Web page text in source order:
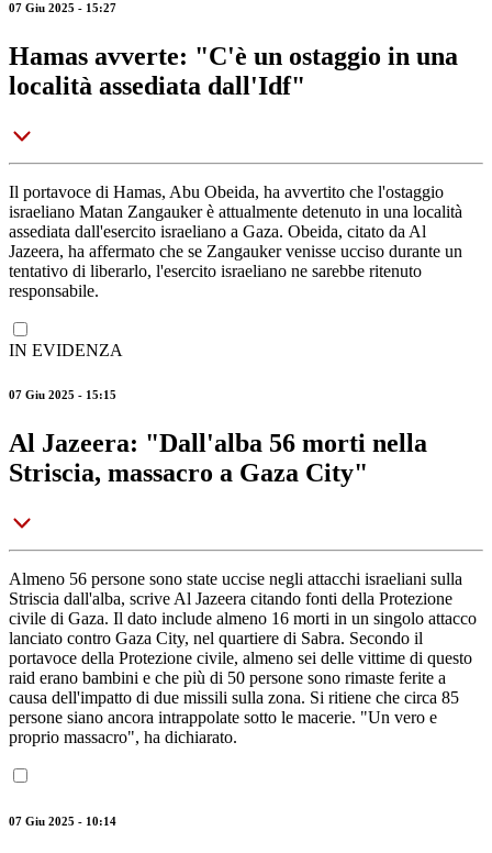
07 Giu 2025 - 15:27
Hamas avverte: "C'è un ostaggio in una
località assediata dall'Idf"
Il portavoce di Hamas, Abu Obeida, ha avvertito che l'ostaggio
israeliano Matan Zangauker è attualmente detenuto in una località
assediata dall'esercito israeliano a Gaza. Obeida, citato da Al
Jazeera, ha affermato che se Zangauker venisse ucciso durante un
tentativo di liberarlo, l'esercito israeliano ne sarebbe ritenuto
responsabile.
IN EVIDENZA
07 Giu 2025 - 15:15
Al Jazeera: "Dall'alba 56 morti nella
Striscia, massacro a Gaza City"
Almeno 56 persone sono state uccise negli attacchi israeliani sulla
Striscia dall'alba, scrive Al Jazeera citando fonti della Protezione
civile di Gaza. Il dato include almeno 16 morti in un singolo attacco
lanciato contro Gaza City, nel quartiere di Sabra. Secondo il
portavoce della Protezione civile, almeno sei delle vittime di questo
raid erano bambini e che più di 50 persone sono rimaste ferite a
causa dell'impatto di due missili sulla zona. Si ritiene che circa 85
persone siano ancora intrappolate sotto le macerie. "Un vero e
proprio massacro", ha dichiarato.
07 Giu 2025 - 10:14